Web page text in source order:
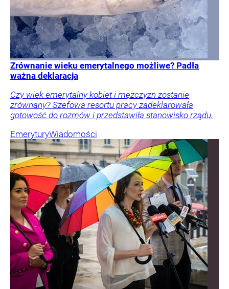
Zrównanie wieku emerytalnego możliwe? Padła
ważna deklaracja
Czy wiek emerytalny kobiet i mężczyzn zostanie
zrównany? Szefowa resortu pracy zadeklarowała
gotowość do rozmów i przedstawiła stanowisko rządu.
EmeryturyWiadomości